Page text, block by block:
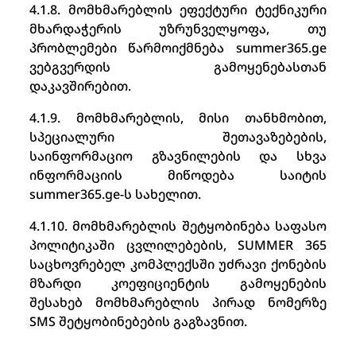
4.1.8. მომხმარებლის ეფექტური ტექნიკური
მხარდაჭერის უზრუნველყოფა, თუ
პრობლემები წარმოიქმნება summer365.ge
ვებგვერდის გამოყენებასთან
დაკავშირებით.
4.1.9. მომხმარებლის, მისი თანხმობით,
სპეციალური შეთავაზებების,
საინფორმაციო გზავნილების და სხვა
ინფორმაციის მიწოდება საიტის
summer365.ge-ს სახელით.
4.1.10. მომხმარებლის შეტყობინება საფასო
პოლიტიკაში ცვლილებების, SUMMER 365
საცხოვრებელ კომპლექსში უძრავი ქონების
მზარდი კოეფიციენტის გამოყენების
შესახებ მომხმარებლის პირად ნომერზე
SMS შეტყობინებების გაგზავნით.